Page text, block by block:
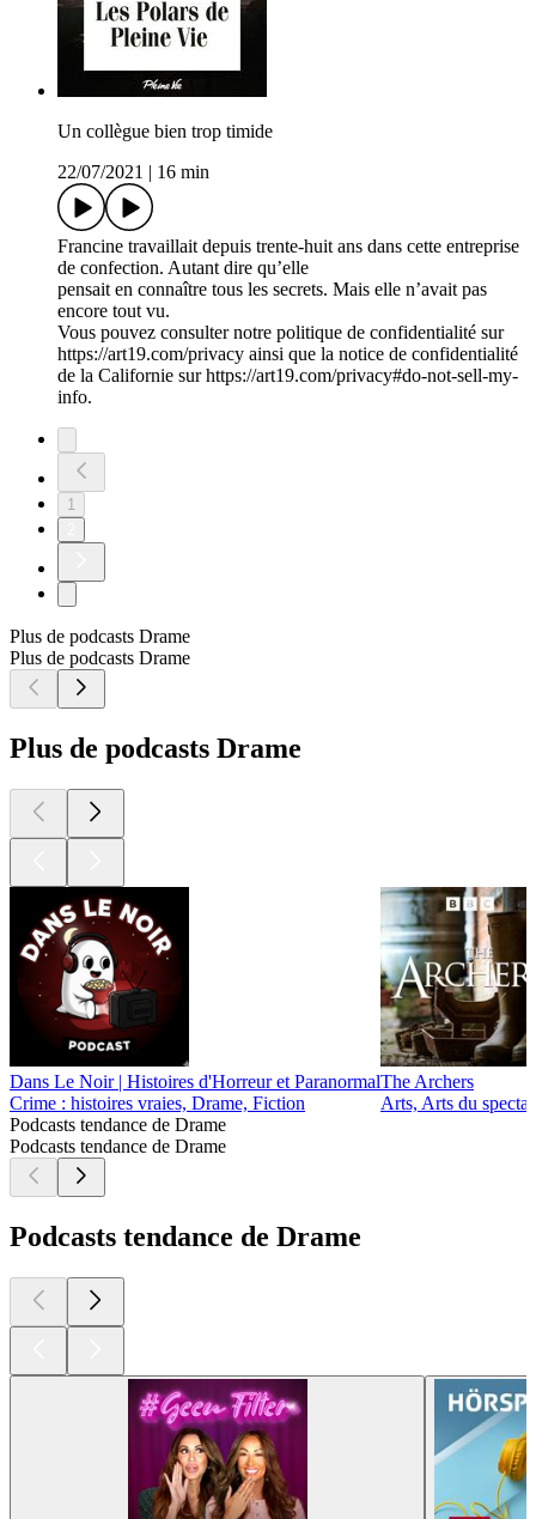
Un collègue bien trop timide
22/07/2021
16 min
Francine travaillait depuis trente-huit ans dans cette entreprise
de confection. Autant dire qu’elle
pensait en connaître tous les secrets. Mais elle n’avait pas
encore tout vu.
Vous pouvez consulter notre politique de confidentialité sur
https://art19.com/privacy ainsi que la notice de confidentialité
de la Californie sur https://art19.com/privacy#do-not-sell-my-
info.
1
Plus de podcasts Drame
Plus de podcasts Drame
Plus de podcasts Drame
Dans Le Noir | Histoires d'Horreur et Paranormal
Crime : histoires vraies, Drame, Fiction
The Archers
Arts, Arts du
Podcasts tendance de Drame
Podcasts tendance de Drame
Podcasts tendance de Drame